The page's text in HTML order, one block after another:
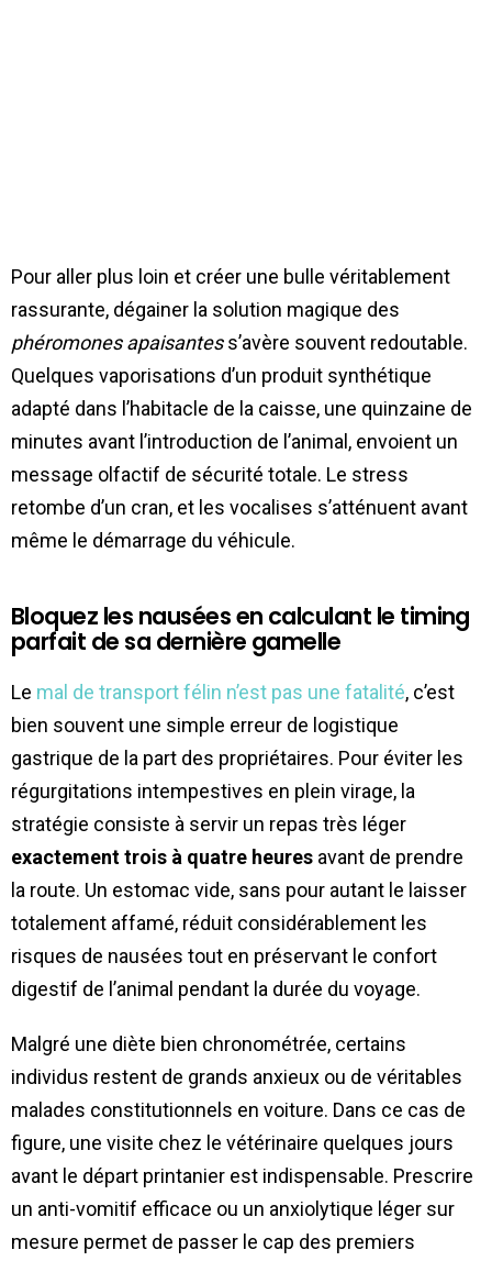
Pour aller plus loin et créer une bulle véritablement
rassurante, dégainer la solution magique des
phéromones apaisantess’avère souvent redoutable.
Quelques vaporisations d’un produit synthétique
adapté dans l’habitacle de la caisse, une quinzaine de
minutes avant l’introduction de l’animal, envoient un
message olfactif de sécurité totale. Le stress
retombe d’un cran, et les vocalises s’atténuent avant
même le démarrage du véhicule.
Bloquez les nausées en calculant le timing
parfait de sa dernière gamelle
Le mal de transport félin n’est pas une fatalité, c’est
bien souvent une simple erreur de logistique
gastrique de la part des propriétaires. Pour éviter les
régurgitations intempestives en plein virage, la
stratégie consiste à servir un repas très léger
exactement trois à quatre heures avant de prendre
la route. Un estomac vide, sans pour autant le laisser
totalement affamé, réduit considérablement les
risques de nausées tout en préservant le confort
digestif de l’animal pendant la durée du voyage.
Malgré une diète bien chronométrée, certains
individus restent de grands anxieux ou de véritables
malades constitutionnels en voiture. Dans ce cas de
figure, une visite chez le vétérinaire quelques jours
avant le départ printanier est indispensable. Prescrire
un anti-vomitif efficace ou un anxiolytique léger sur
mesure permet de passer le cap des premiers